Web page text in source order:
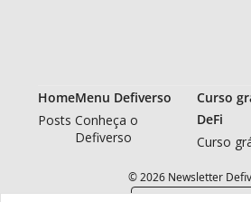
Home
Posts
Menu Defiverso
Conheça o
Defiverso
Curso
DeFi
Curso
© 2026 Newsletter